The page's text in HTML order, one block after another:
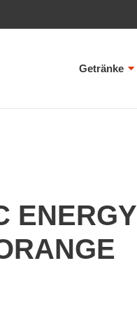
Getränke
ENERGY